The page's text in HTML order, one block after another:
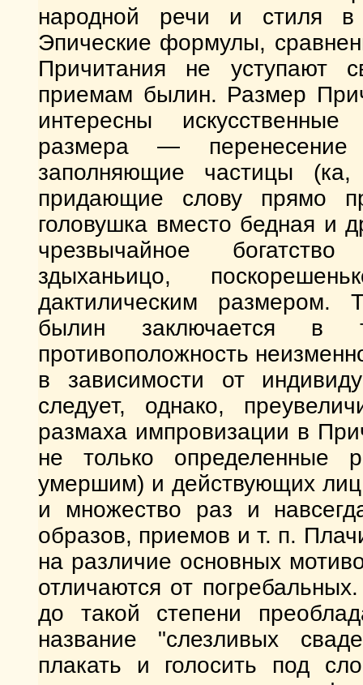
народной речи и стиля в
Эпические формулы,
Причитания не уступают
приемам былин. Размер
интересны
размера — перенесение
заполняющие частицы
придающие слову прямо
головушка вместо бедная и
чрезвычайное
здыханьицо,
дактилическим размером.
былин заключается
противоположность
в зависимости от
следует, однако,
размаха импровизации в
не только определенные
умершим) и действующих
и множество раз и
образов, приемов и т. п.
на различие основных
отличаются от
до такой степени
название "слезливых
плакать и голосить под